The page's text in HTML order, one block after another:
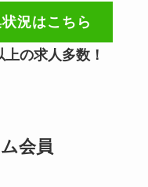
況はこちら
の求人多数！
会員